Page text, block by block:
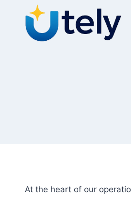
контенту
At the heart of our